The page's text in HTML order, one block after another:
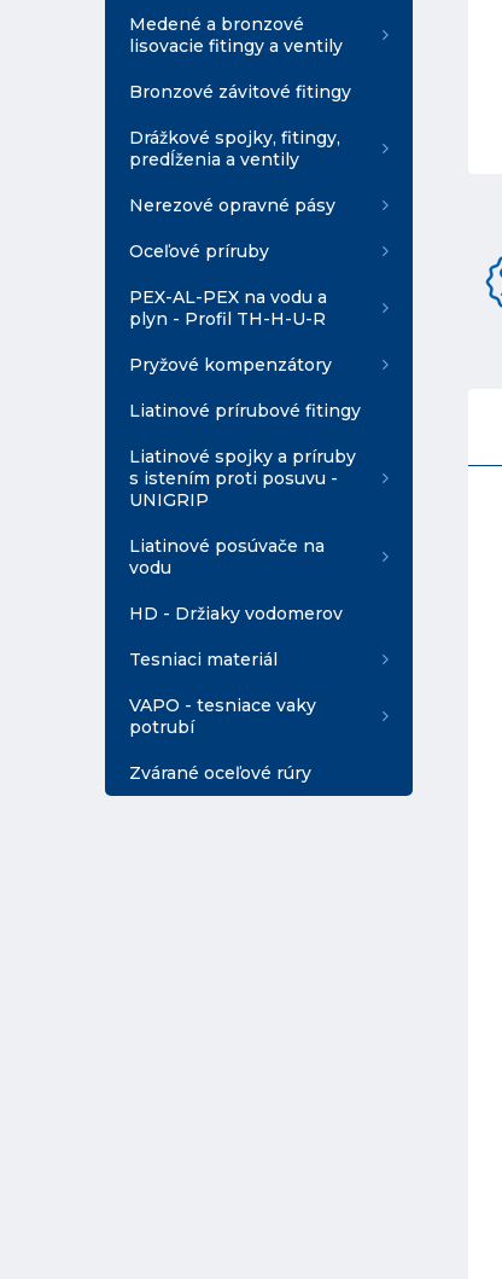
Medené a bronzové
lisovacie fitingy a ventily
Bronzové závitové fitingy
Drážkové spojky, fitingy,
predĺženia a ventily
Nerezové opravné pásy
Oceľové príruby
PEX-AL-PEX na vodu a
plyn - Profil TH-H-U-R
Pryžové kompenzátory
Liatinové prírubové fitingy
Liatinové spojky a príruby
s istením proti posuvu -
UNIGRIP
Liatinové posúvače na
vodu
HD - Držiaky vodomerov
Tesniaci materiál
VAPO - tesniace vaky
potrubí
Zvárané oceľové rúry